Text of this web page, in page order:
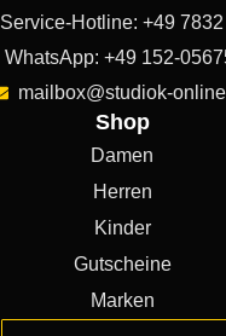
Service-Hotline: +49
WhatsApp: +49 152-
mailbox@studiok-
Shop
Damen
Herren
Kinder
Gutscheine
Marken